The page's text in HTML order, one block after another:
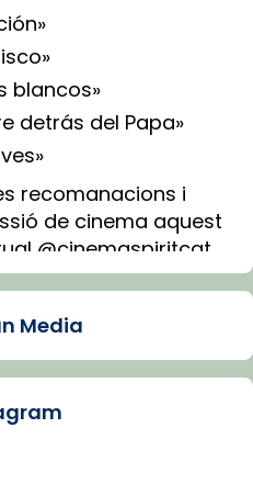
blancos»
detrás del Papa»
recomanacions i
de cinema aquest
@cinemaspiritcat
IA (OpenAI)
Media